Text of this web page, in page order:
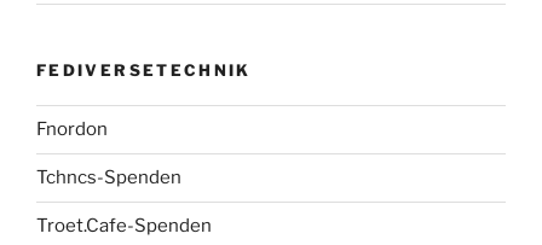
FEDIVERSETECHNIK
Fnordon
Tchncs-Spenden
Troet.Cafe-Spenden